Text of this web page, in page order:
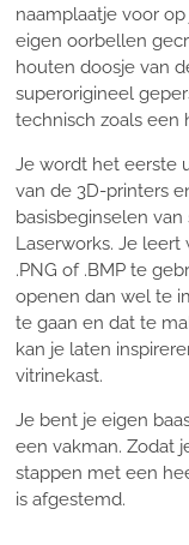
naamplaatje voor
eigen oorbellen
houten doosje van
superorigineel
technisch zoals een
Je wordt het eerste
van de 3D-printers
basisbeginselen
Laserworks. Je leert
.PNG of .BMP te
openen dan wel te
te gaan en dat te
kan je laten
vitrinekast.
Je bent je eigen
een vakman. Zodat
stappen met een
is afgestemd.